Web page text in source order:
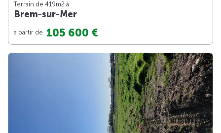
Terrain de 419m2 à
Brem-sur-Mer
à partir de 105 600 €